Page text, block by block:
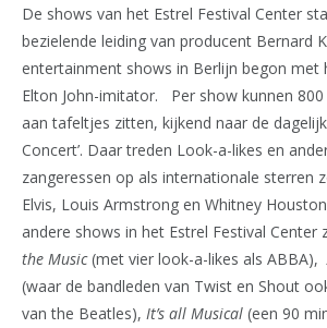
De shows van het Estrel Festival Center
bezielende leiding van producent Bernard
entertainment shows in Berlijn begon met
Elton John-imitator. Per show kunnen 800
aan tafeltjes zitten, kijkend naar de
Concert’. Daar treden Look-a-likes en
zangeressen op als internationale sterren
Elvis, Louis Armstrong en Whitney
andere shows in het Estrel Festival Center
the Music(met vier look-a-likes als ABBA),
(waar de bandleden van Twist en Shout
van the Beatles), It’s all Musical (een 90